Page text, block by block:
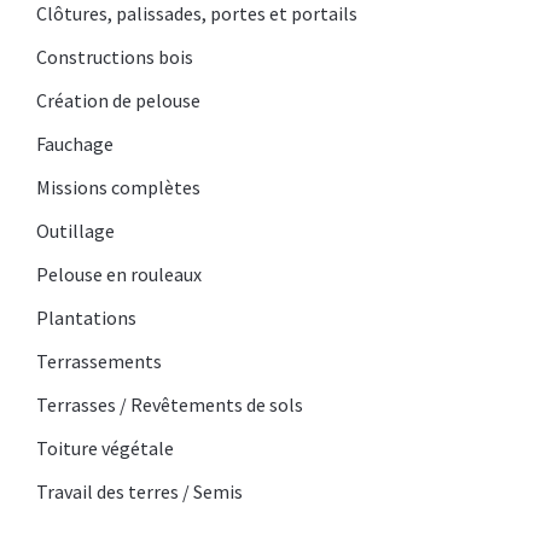
Clôtures, palissades, portes et portails
Constructions bois
Création de pelouse
Fauchage
Missions complètes
Outillage
Pelouse en rouleaux
Plantations
Terrassements
Terrasses / Revêtements de sols
Toiture végétale
Travail des terres / Semis